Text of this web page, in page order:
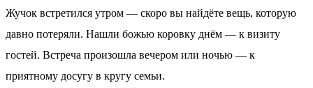
Жучок встретился утром — скоро вы найдёте вещь, которую
давно потеряли. Нашли божью коровку днём — к визиту
гостей. Встреча произошла вечером или ночью — к
приятному досугу в кругу семьи.